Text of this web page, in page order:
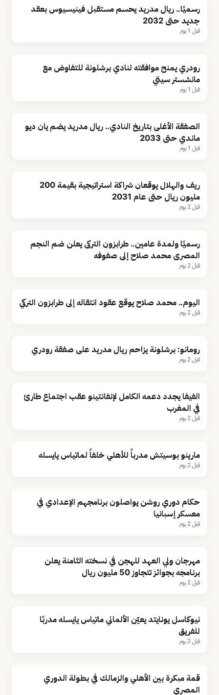
رسميًا.. ريال مدريد يحسم مستقبل فينيسيوس بعقد
جديد حتى 2032
قبل 1 يوم
رودري يمنح موافقته لنادي برشلونة للتفاوض مع
مانشستر سيتي
قبل 1 يوم
الصفقة الأغلى بتاريخ النادي.. ريال مدريد يضم يان ديو
ماندي حتى 2033
قبل 1 يوم
ريف والهلال يوقعان شراكة استراتيجية بقيمة 200
مليون ريال حتى عام 2031
قبل 2 يوم
رسميًا ولمدة عامين.. طرابزون التركى يعلن ضم النجم
المصرى محمد صلاح إلى صفوفه
قبل 2 يوم
اليوم.. محمد صلاح يوقع عقود انتقاله إلى طرابزون التركي
قبل 2 يوم
رومانو: برشلونة يزاحم ريال مدريد على صفقة رودري
قبل 2 يوم
الفيفا يجدد دعمه الكامل لإنفانتينو عقب اجتماع طارئ
في المغرب
قبل 2 يوم
مارينو بوسيتش مدرباً للأهلي خلفاً لماتياس يايسله
قبل 2 يوم
حكام دوري روشن يواصلون برنامجهم الإعدادي في
معسكر إسبانيا
قبل 2 يوم
مهرجان ولي العهد للهجن في نسخته الثامنة يعلن
برنامجه بجوائز تتجاوز 50 مليون ريال
قبل 2 يوم
نيوكاسل يونايتد يعيّن الألماني ماتياس يايسله مدربًا
للفريق
قبل 2 يوم
قمة مبكرة بين الأهلي والزمالك في بطولة الدوري
المصري